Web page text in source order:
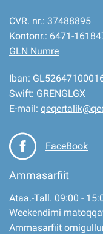
CVR. nr.: 37488895
Kontonr.: 6471-
GLN Numre
Iban:
Swift: GRENGLGX
E-mail:
FaceBook
Ammasarfiit
Ataa.-Tall. 09:00 -
Weekendimi
Ammasarfiit